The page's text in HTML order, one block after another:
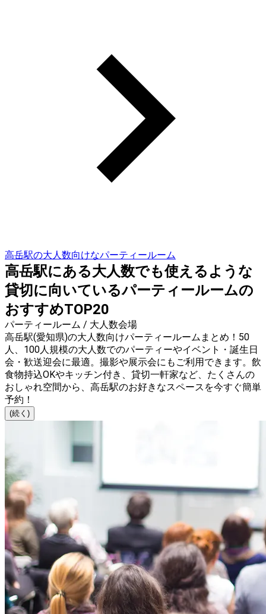
高岳駅の大人数向けなパーティールーム
高岳駅にある大人数でも使えるような
貸切に向いているパーティールームの
おすすめTOP20
パーティールーム / 大人数会場
高岳駅(愛知県)の大人数向けパーティールームまとめ！50
人、100人規模の大人数でのパーティーやイベント・誕生日
会・歓送迎会に最適。撮影や展示会にもご利用できます。飲
食物持込OKやキッチン付き、貸切一軒家など、たくさんの
おしゃれ空間から、高岳駅のお好きなスペースを今すぐ簡単
予約！
(続く)